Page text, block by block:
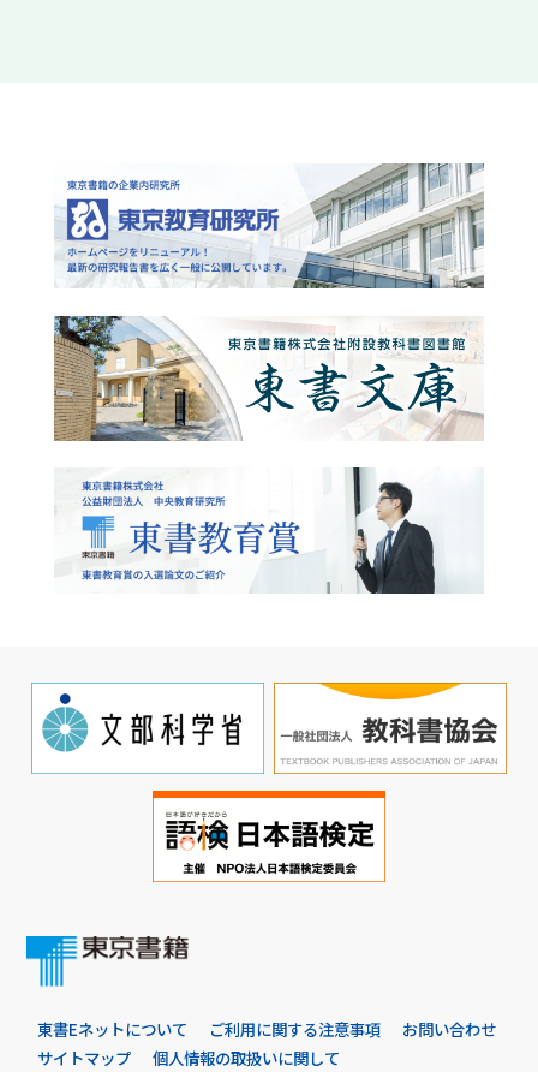
東書Eネットについて ご利用に関する注意事項
お問い合わせ
サイトマップ
個人情報の取扱いに関して